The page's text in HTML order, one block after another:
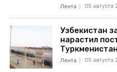
Лента 05 августа
Узбекистан
нарастил
Лента 05 августа